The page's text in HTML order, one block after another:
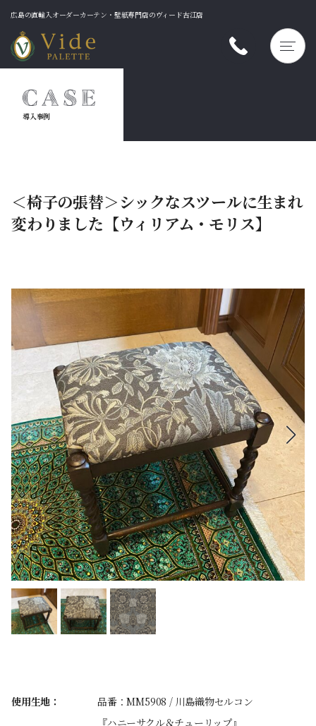
広島の直輸入オーダーカーテン・壁紙専門店のヴィード古江店
M
E
導入事例
＜椅子の張替＞シックなスツールに生まれ
変わりました【ウィリアム・モリス】
使用生地：
品番：MM5908 / 川島織物セルコン
『ハニーサクル＆チューリップ』